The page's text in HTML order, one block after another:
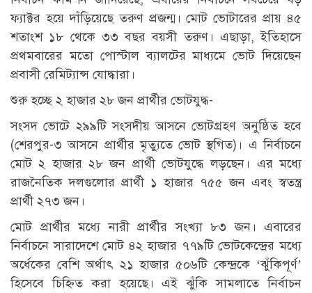
ফ্যাক্টর হয়ে দাঁড়িয়েছে তরুণ প্রজন্ম। মোট ভোটারের প্রায় ৪৫
শতাংশ ১৮ থেকে ৩৩ বছর বয়সী তরুণ। এছাড়া, ইতিহাসে
প্রথমবারের মতো পোস্টাল ব্যালটের মাধ্যমে ভোট দিয়েছেন
প্রবাসী রেমিট্যান্স যোদ্ধারা।
শুরু হচ্ছে ২ হাজার ২৮ জন প্রার্থীর ভোটযুদ্ধ-
সংসদ ভোটে ২৯৯টি সংসদীয় আসনে ভোটগ্রহণ অনুষ্ঠিত হবে
(শেরপুর-৩ আসনে প্রার্থীর মৃত্যুতে ভোট স্থগিত)। এ নির্বাচনে
মোট ২ হাজার ২৮ জন প্রার্থী ভোটযুদ্ধে লড়ছেন। এর মধ্যে
রাজনৈতিক দলগুলোর প্রার্থী ১ হাজার ৭৫৫ জন এবং স্বতন্ত্র
প্রার্থী ২৭৩ জন।
মোট প্রার্থীর মধ্যে নারী প্রার্থীর সংখ্যা ৮৩ জন। এবারের
নির্বাচনে সারাদেশে মোট ৪২ হাজার ৭৭৯টি ভোটকেন্দ্রের মধ্যে
অর্ধেকের বেশি অর্থাৎ ২১ হাজার ৫০৬টি কেন্দ্রকে ‘ঝুঁকিপূর্ণ’
হিসেবে চিহ্নিত করা হয়েছে। এই ঝুঁকি সামলাতে নির্বাচন